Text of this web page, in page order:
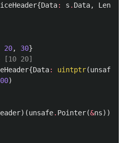
{Data: s . Data, Len
20, 30}
20]
{Data: uintptr(unsafe
)
)(unsafe. Pointer(&ns))